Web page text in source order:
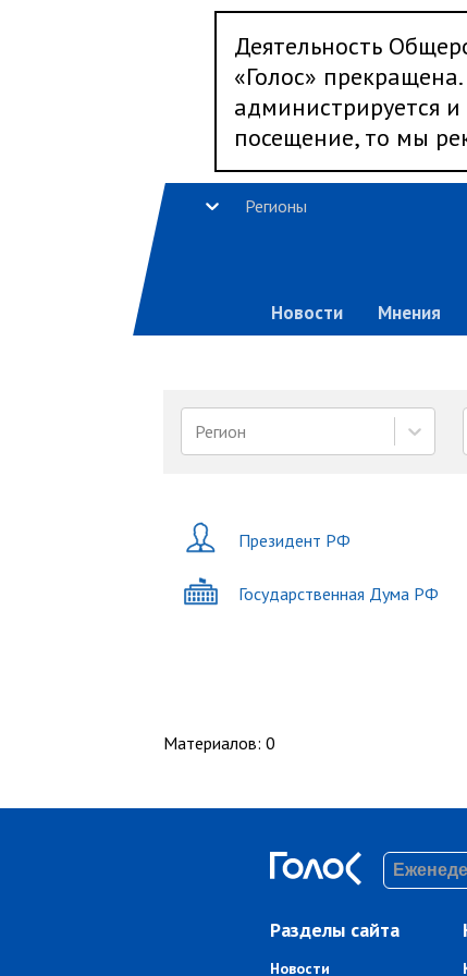
Деятельность
«Голос»
администрируется
посещение, то мы
Регионы
Новости Мнения
Регион
Президент РФ
Государственная Дума РФ
Материалов: 0
Разделы сайта
Новости